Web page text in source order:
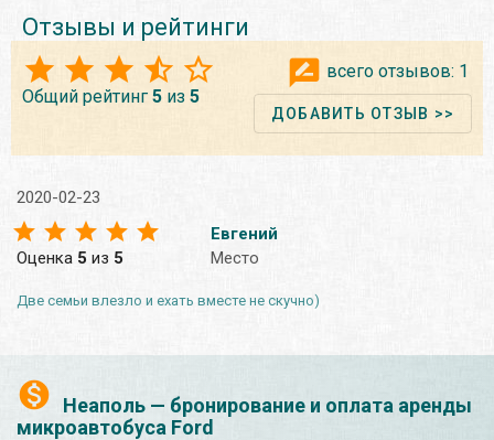
Неаполь — бронирование и оплата аренды
микроавтобуса Ford
Отзывы и рейтинги
Общий рейтинг 5 из 5
всего отзывов: 1
ДОБАВИТЬ ОТЗЫВ >>
2020-02-23
Оценка 5 из 5
Евгений
Место
Две семьи влезло и ехать вместе не скучно)